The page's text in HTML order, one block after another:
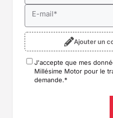
E-mail*
Ajouter un
RGPD*
J'accepte que mes
Millésime Motor pour le
demande.*